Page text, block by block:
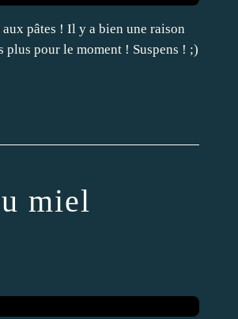
aux pâtes ! Il y a bien une raison
plus pour le moment ! Suspens ! ;)
miel